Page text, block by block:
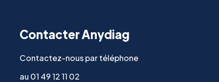
Contacter Anydiag
Contactez-nous par téléphone
au 01 49 12 11 02